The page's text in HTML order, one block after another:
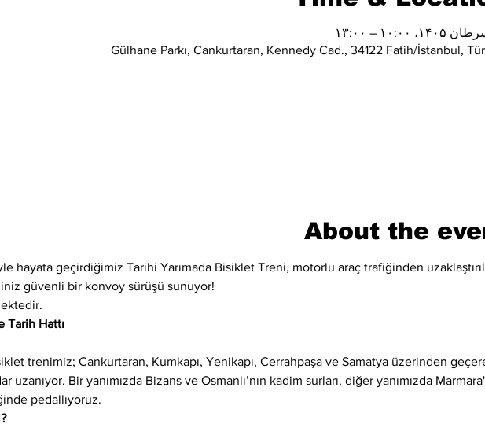
Gülhane Parkı, Cankurtaran, Kennedy Cad., 34122 Fatih/İstanbul,
About the
hayata geçirdiğimiz Tarihi Yarımada Bisiklet Treni, motorlu araç trafiğinden
güvenli bir konvoy sürüşü sunuyor!
Tarih Hattı
trenimiz; Cankurtaran, Kumkapı, Yenikapı, Cerrahpaşa ve Samatya üzerinden
uzanıyor. Bir yanımızda Bizans ve Osmanlı’nın kadim surları, diğer yanımızda
pedallıyoruz.